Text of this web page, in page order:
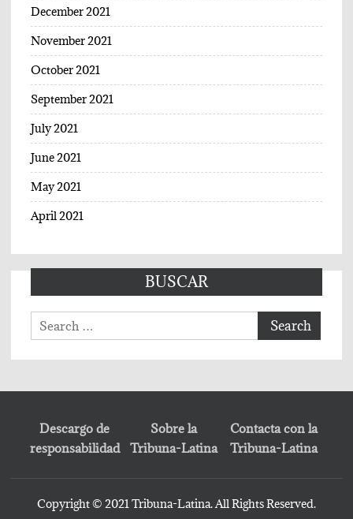
December 2021
November 2021
October 2021
September 2021
July 2021
June 2021
May 2021
April 2021
BUSCAR
Search
for:
Descargo de
responsabilidad
Sobre la
Tribuna-Latina
Contacta con la
Tribuna-Latina
Copyright © 2021 Tribuna-Latina. All Rights Reserved.